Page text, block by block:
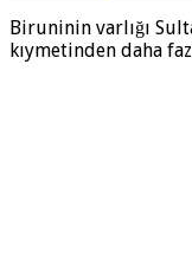
Biruninin varlığı
kıymetinden daha